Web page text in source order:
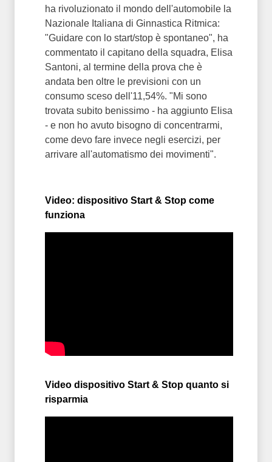
ha rivoluzionato il mondo dell'automobile la
Nazionale Italiana di Ginnastica Ritmica:
"Guidare con lo start/stop è spontaneo", ha
commentato il capitano della squadra, Elisa
Santoni, al termine della prova che è
andata ben oltre le previsioni con un
consumo sceso dell'11,54%. "Mi sono
trovata subito benissimo - ha aggiunto Elisa
- e non ho avuto bisogno di concentrarmi,
come devo fare invece negli esercizi, per
arrivare all'automatismo dei movimenti".
Video: dispositivo Start & Stop come
funziona
Video dispositivo Start & Stop quanto si
risparmia